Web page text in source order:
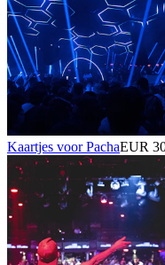
Kaartjes voor PachaEUR